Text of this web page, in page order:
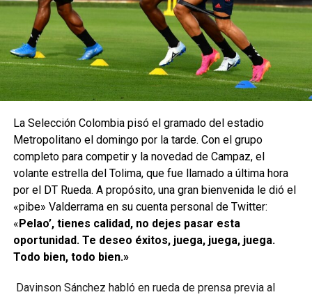
La Selección Colombia pisó el gramado del estadio
Metropolitano el domingo por la tarde. Con el grupo
completo para competir y la novedad de Campaz, el
volante estrella del Tolima, que fue llamado a última hora
por el DT Rueda. A propósito, una gran bienvenida le dió el
«pibe» Valderrama en su cuenta personal de Twitter:
« Pelao’, tienes calidad, no dejes pasar esta
oportunidad. Te deseo éxitos, juega, juega, juega.
Todo bien, todo bien.»
Davinson Sánchez habló en rueda de prensa previa al